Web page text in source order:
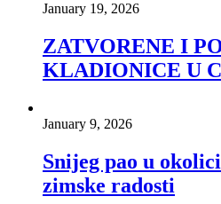
January 19, 2026
ZATVORENE I
KLADIONICE U
January 9, 2026
Snijeg pao u
zimske radosti